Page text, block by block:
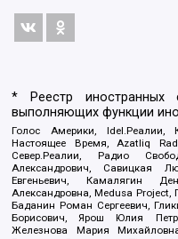
* Реестр иностранных
выполняющих функции
Голос Америки, Idel.Реалии,
Настоящее Время, Azatliq
Север.Реалии, Радио
Александрович, Савицкая
Евгеньевич, Камалягин
Александровна, Medusa Project,
Баданин Роман Сергеевич,
Борисович, Ярош Юлия
Железнова Мария